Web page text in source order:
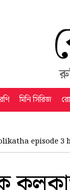
মিনি সিরিজ
episode 3